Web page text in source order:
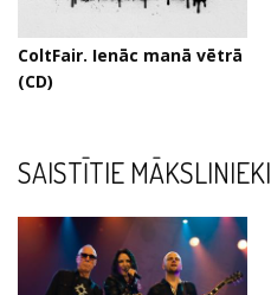
ColtFair. Ienāc manā vētrā
(CD)
SAISTĪTIE MĀKSLINIEKI